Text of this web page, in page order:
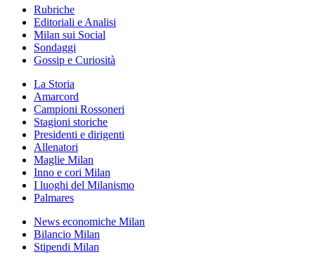
Rubriche
Editoriali e Analisi
Milan sui Social
Sondaggi
Gossip e Curiosità
La Storia
Amarcord
Campioni Rossoneri
Stagioni storiche
Presidenti e dirigenti
Allenatori
Maglie Milan
Inno e cori Milan
I luoghi del Milanismo
Palmares
News economiche Milan
Bilancio Milan
Stipendi Milan